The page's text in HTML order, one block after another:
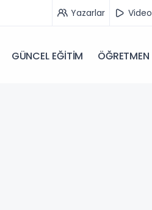
Yazarlar Video
GÜNCEL EĞİTİM ÖĞRETMEN